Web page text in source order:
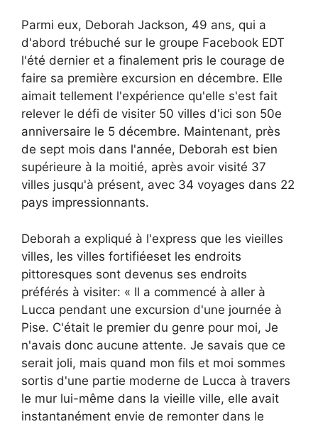
Parmi eux, Deborah Jackson, 49 ans, qui a
d'abord trébuché sur le groupe Facebook EDT
l'été dernier et a finalement pris le courage de
faire sa première excursion en décembre. Elle
aimait tellement l'expérience qu'elle s'est fait
relever le défi de visiter 50 villes d'ici son 50e
anniversaire le 5 décembre. Maintenant, près
de sept mois dans l'année, Deborah est bien
supérieure à la moitié, après avoir visité 37
villes jusqu'à présent, avec 34 voyages dans 22
pays impressionnants.
Deborah a expliqué à l'express que les vieilles
villes, les villes fortifiéeset les endroits
pittoresques sont devenus ses endroits
préférés à visiter: « Il a commencé à aller à
Lucca pendant une excursion d'une journée à
Pise. C'était le premier du genre pour moi, Je
n'avais donc aucune attente. Je savais que ce
serait joli, mais quand mon fils et moi sommes
sortis d'une partie moderne de Lucca à travers
le mur lui-même dans la vieille ville, elle avait
instantanément envie de remonter dans le